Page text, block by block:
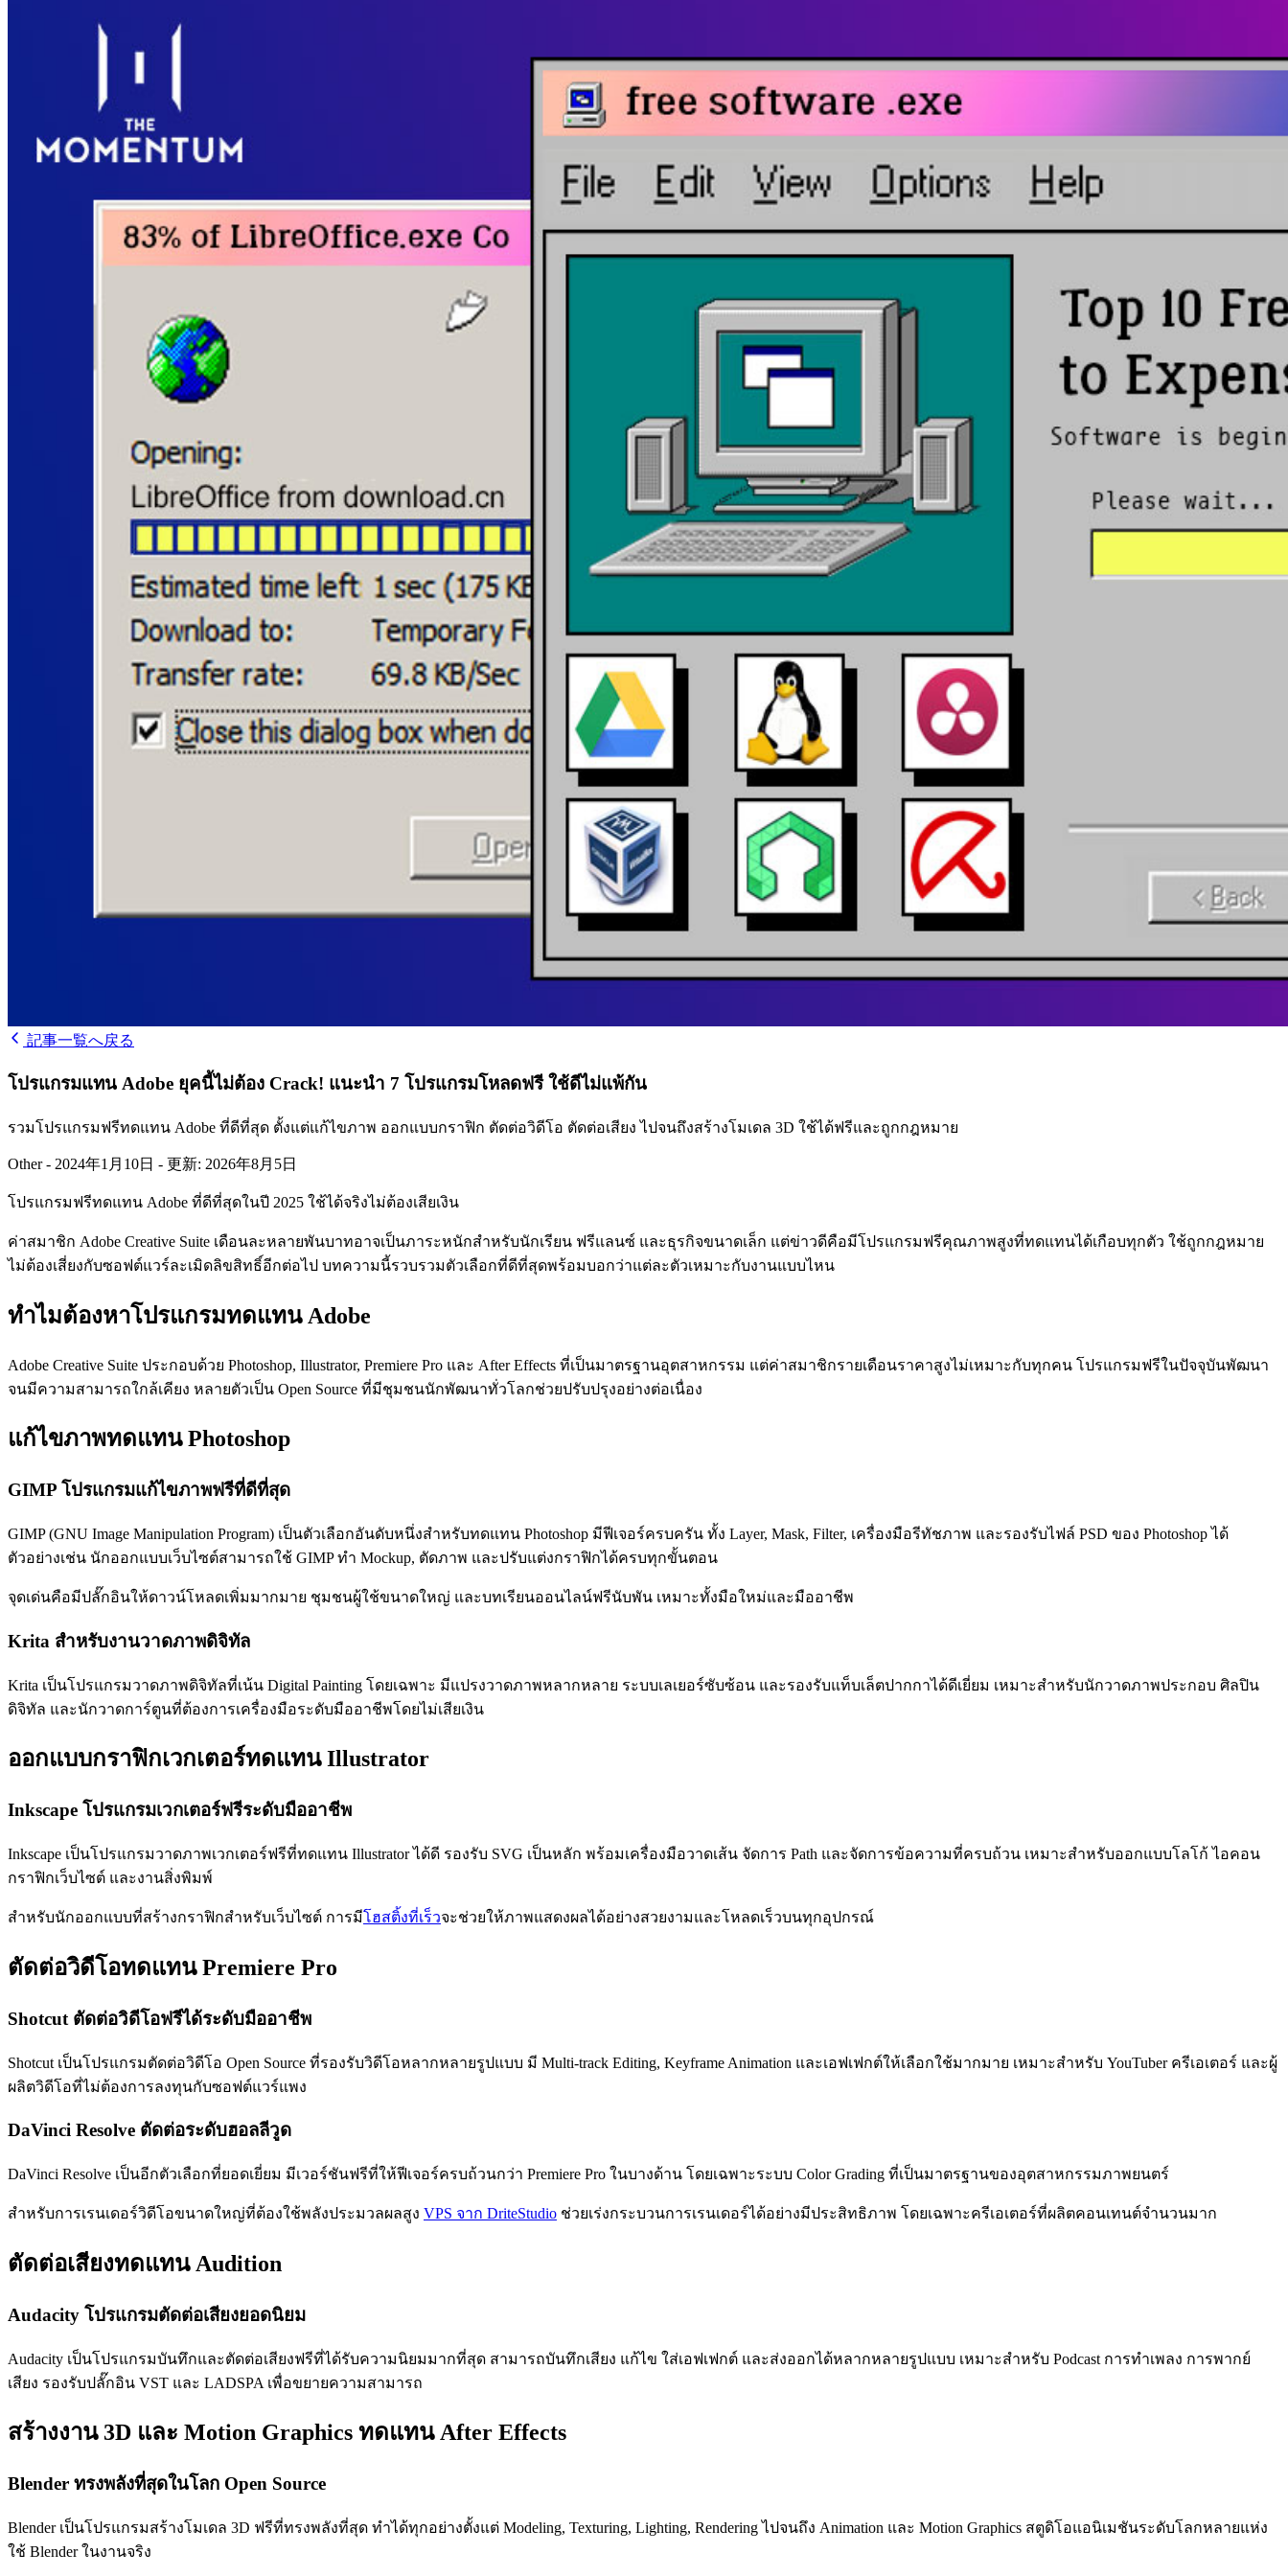
記事一覧へ戻る
โปรแกรมแทน Adobe ยุคนี้ไม่ต้อง Crack! แนะนำ 7 โปรแกรมโหลดฟรี ใช้ดีไม่แพ้กัน
รวมโปรแกรมฟรีทดแทน Adobe ที่ดีที่สุด ตั้งแต่แก้ไขภาพ ออกแบบกราฟิก ตัดต่อวิดีโอ ตัดต่อเสียง ไปจนถึงสร้างโมเดล 3D ใช้ได้ฟรีและถูกกฎหมาย
Other- 2024年1月10日 - 更新: 2026年8月5日
โปรแกรมฟรีทดแทน Adobe ที่ดีที่สุดในปี 2025 ใช้ได้จริงไม่ต้องเสียเงิน
ค่าสมาชิก Adobe Creative Suite เดือนละหลายพันบาทอาจเป็นภาระหนักสำหรับนักเรียน ฟรีแลนซ์ และธุรกิจขนาดเล็ก แต่ข่าวดีคือมีโปรแกรมฟรีคุณภาพสูงที่ทดแทนได้เกือบทุกตัว ใช้ถูกกฎหมาย
ไม่ต้องเสี่ยงกับซอฟต์แวร์ละเมิดลิขสิทธิ์อีกต่อไป บทความนี้รวบรวมตัวเลือกที่ดีที่สุดพร้อมบอกว่าแต่ละตัวเหมาะกับงานแบบไหน
ทำไมต้องหาโปรแกรมทดแทน Adobe
Adobe Creative Suite ประกอบด้วย Photoshop, Illustrator, Premiere Pro และ After Effects ที่เป็นมาตรฐานอุตสาหกรรม แต่ค่าสมาชิกรายเดือนราคาสูงไม่เหมาะกับทุกคน โปรแกรมฟรีในปัจจุบันพัฒนา
จนมีความสามารถใกล้เคียง หลายตัวเป็น Open Source ที่มีชุมชนนักพัฒนาทั่วโลกช่วยปรับปรุงอย่างต่อเนื่อง
แก้ไขภาพทดแทน Photoshop
GIMP โปรแกรมแก้ไขภาพฟรีที่ดีที่สุด
GIMP (GNU Image Manipulation Program) เป็นตัวเลือกอันดับหนึ่งสำหรับทดแทน Photoshop มีฟีเจอร์ครบครัน ทั้ง Layer, Mask, Filter, เครื่องมือรีทัชภาพ และรองรับไฟล์ PSD ของ Photoshop ได้
ตัวอย่างเช่น นักออกแบบเว็บไซต์สามารถใช้ GIMP ทำ Mockup, ตัดภาพ และปรับแต่งกราฟิกได้ครบทุกขั้นตอน
จุดเด่นคือมีปลั๊กอินให้ดาวน์โหลดเพิ่มมากมาย ชุมชนผู้ใช้ขนาดใหญ่ และบทเรียนออนไลน์ฟรีนับพัน เหมาะทั้งมือใหม่และมืออาชีพ
Krita สำหรับงานวาดภาพดิจิทัล
Krita เป็นโปรแกรมวาดภาพดิจิทัลที่เน้น Digital Painting โดยเฉพาะ มีแปรงวาดภาพหลากหลาย ระบบเลเยอร์ซับซ้อน และรองรับแท็บเล็ตปากกาได้ดีเยี่ยม เหมาะสำหรับนักวาดภาพประกอบ ศิลปิน
ดิจิทัล และนักวาดการ์ตูนที่ต้องการเครื่องมือระดับมืออาชีพโดยไม่เสียเงิน
ออกแบบกราฟิกเวกเตอร์ทดแทน Illustrator
Inkscape โปรแกรมเวกเตอร์ฟรีระดับมืออาชีพ
Inkscape เป็นโปรแกรมวาดภาพเวกเตอร์ฟรีที่ทดแทน Illustrator ได้ดี รองรับ SVG เป็นหลัก พร้อมเครื่องมือวาดเส้น จัดการ Path และจัดการข้อความที่ครบถ้วน เหมาะสำหรับออกแบบโลโก้ ไอคอน
กราฟิกเว็บไซต์ และงานสิ่งพิมพ์
สำหรับนักออกแบบที่สร้างกราฟิกสำหรับเว็บไซต์ การมีโฮสติ้งที่เร็วจะช่วยให้ภาพแสดงผลได้อย่างสวยงามและโหลดเร็วบนทุกอุปกรณ์
ตัดต่อวิดีโอทดแทน Premiere Pro
Shotcut ตัดต่อวิดีโอฟรีได้ระดับมืออาชีพ
Shotcut เป็นโปรแกรมตัดต่อวิดีโอ Open Source ที่รองรับวิดีโอหลากหลายรูปแบบ มี Multi-track Editing, Keyframe Animation และเอฟเฟกต์ให้เลือกใช้มากมาย เหมาะสำหรับ YouTuber ครีเอเตอร์ และผู้
ผลิตวิดีโอที่ไม่ต้องการลงทุนกับซอฟต์แวร์แพง
DaVinci Resolve ตัดต่อระดับฮอลลีวูด
DaVinci Resolve เป็นอีกตัวเลือกที่ยอดเยี่ยม มีเวอร์ชันฟรีที่ให้ฟีเจอร์ครบถ้วนกว่า Premiere Pro ในบางด้าน โดยเฉพาะระบบ Color Grading ที่เป็นมาตรฐานของอุตสาหกรรมภาพยนตร์
สำหรับการเรนเดอร์วิดีโอขนาดใหญ่ที่ต้องใช้พลังประมวลผลสูง VPS จาก DriteStudio ช่วยเร่งกระบวนการเรนเดอร์ได้อย่างมีประสิทธิภาพ โดยเฉพาะครีเอเตอร์ที่ผลิตคอนเทนต์จำนวนมาก
ตัดต่อเสียงทดแทน Audition
Audacity โปรแกรมตัดต่อเสียงยอดนิยม
Audacity เป็นโปรแกรมบันทึกและตัดต่อเสียงฟรีที่ได้รับความนิยมมากที่สุด สามารถบันทึกเสียง แก้ไข ใส่เอฟเฟกต์ และส่งออกได้หลากหลายรูปแบบ เหมาะสำหรับ Podcast การทำเพลง การพากย์
เสียง รองรับปลั๊กอิน VST และ LADSPA เพื่อขยายความสามารถ
สร้างงาน 3D และ Motion Graphics ทดแทน After Effects
Blender ทรงพลังที่สุดในโลก Open Source
Blender เป็นโปรแกรมสร้างโมเดล 3D ฟรีที่ทรงพลังที่สุด ทำได้ทุกอย่างตั้งแต่ Modeling, Texturing, Lighting, Rendering ไปจนถึง Animation และ Motion Graphics สตูดิโอแอนิเมชันระดับโลกหลายแห่ง
ใช้ Blender ในงานจริง